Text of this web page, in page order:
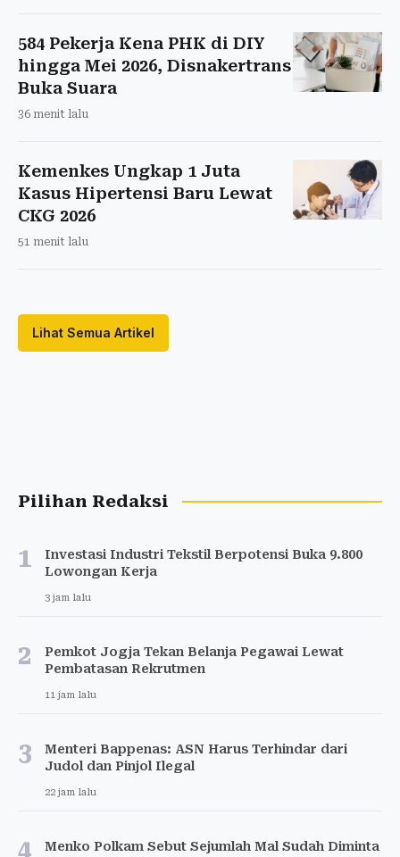
584 Pekerja Kena PHK di DIY
hingga Mei 2026, Disnakertrans
Buka Suara
36 menit lalu
Kemenkes Ungkap 1 Juta
Kasus Hipertensi Baru Lewat
CKG 2026
51 menit lalu
Lihat Semua Artikel
Pilihan Redaksi
1
Investasi Industri Tekstil Berpotensi Buka 9.800
Lowongan Kerja
3 jam lalu
2
Pemkot Jogja Tekan Belanja Pegawai Lewat
Pembatasan Rekrutmen
11 jam lalu
3
Menteri Bappenas: ASN Harus Terhindar dari
Judol dan Pinjol Ilegal
22 jam lalu
4
Menko Polkam Sebut Sejumlah Mal Sudah Diminta